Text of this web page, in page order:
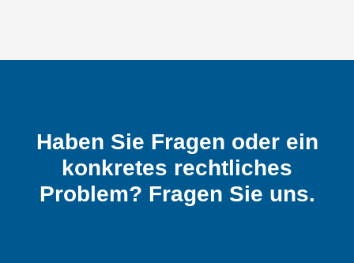
Haben Sie Fragen oder ein
konkretes rechtliches
Problem? Fragen Sie uns.